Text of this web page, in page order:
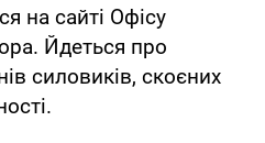
на сайті Офісу
Йдеться про
силовиків, скоєних